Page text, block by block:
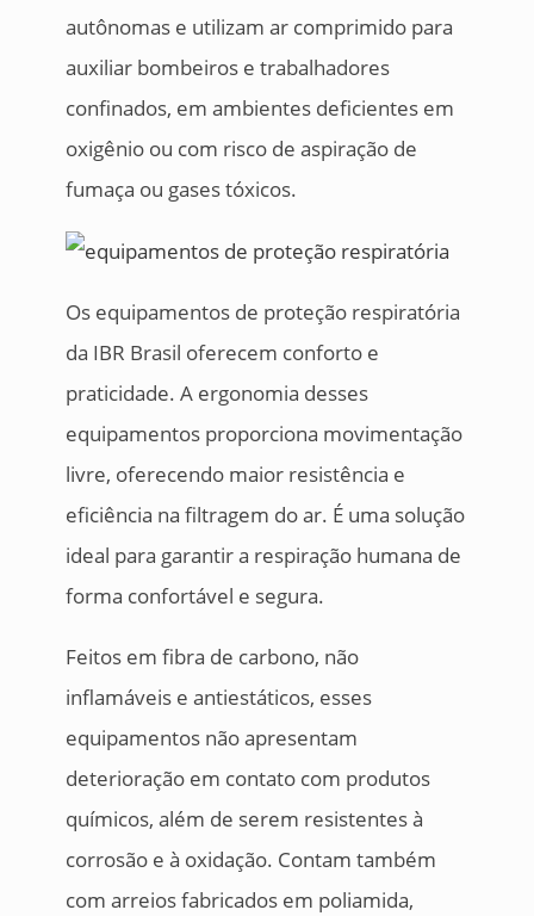
autônomas e utilizam ar comprimido para
auxiliar bombeiros e trabalhadores
confinados, em ambientes deficientes em
oxigênio ou com risco de aspiração de
fumaça ou gases tóxicos.
Os equipamentos de proteção respiratória
da IBR Brasil oferecem conforto e
praticidade. A ergonomia desses
equipamentos proporciona movimentação
livre, oferecendo maior resistência e
eficiência na filtragem do ar. É uma solução
ideal para garantir a respiração humana de
forma confortável e segura.
Feitos em fibra de carbono, não
inflamáveis e antiestáticos, esses
equipamentos não apresentam
deterioração em contato com produtos
químicos, além de serem resistentes à
corrosão e à oxidação. Contam também
com arreios fabricados em poliamida,